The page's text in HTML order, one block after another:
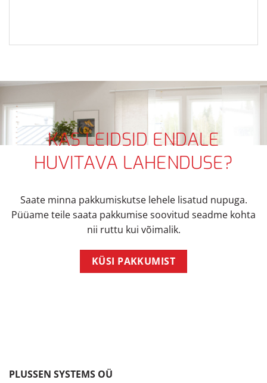
KAS LEIDSID ENDALE
HUVITAVA LAHENDUSE?
Saate minna pakkumiskutse lehele lisatud nupuga.
Püüame teile saata pakkumise soovitud seadme kohta
nii ruttu kui võimalik.
KÜSI PAKKUMIST
PLUSSEN SYSTEMS OÜ